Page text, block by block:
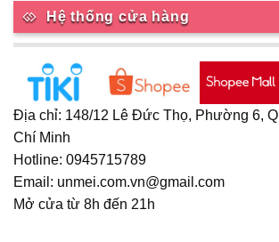
Hệ thống cửa hàng
Địa chỉ: 148/12 Lê Đức Thọ, Phường 6,
Chí Minh
Hotline: 0945715789
Email: unmei.com.vn@gmail.com
Mở cửa từ 8h đến 21h